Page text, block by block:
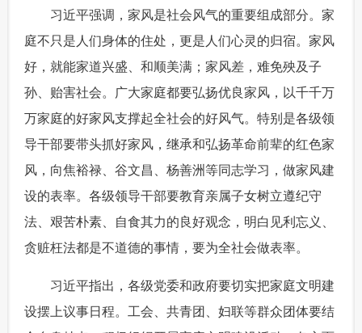
习近平强调，家风是社会风气的重要组成部分。家
庭不只是人们身体的住处，更是人们心灵的归宿。家风
好，就能家道兴盛、和顺美满；家风差，难免殃及子
孙、贻害社会。广大家庭都要弘扬优良家风，以千千万
万家庭的好家风支撑起全社会的好风气。特别是各级领
导干部要带头抓好家风，继承和弘扬革命前辈的红色家
风，向焦裕禄、谷文昌、杨善洲等同志学习，做家风建
设的表率。各级领导干部要教育亲属子女树立遵纪守
法、艰苦朴素、自食其力的良好观念，明白见利忘义、
贪赃枉法都是不道德的事情，要为全社会做表率。
习近平指出，各级党委和政府要切实把家庭文明建
设摆上议事日程。工会、共青团、妇联等群众团体要结